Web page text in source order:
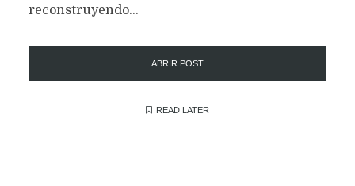
reconstruyendo...
ABRIR POST
READ LATER